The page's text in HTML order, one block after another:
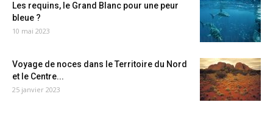
Les requins, le Grand Blanc pour une peur
bleue ?
10 mai 2023
Voyage de noces dans le Territoire du Nord
et le Centre...
25 janvier 2023